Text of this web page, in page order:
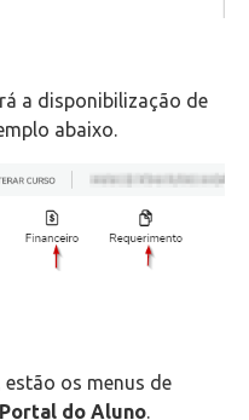
a disponibilização de
abaixo.
os menus de
Portal do Aluno.